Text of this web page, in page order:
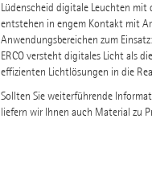
Lüdenscheid digitale Leuchten
entstehen in engem Kontakt mit
Anwendungsbereichen zum
ERCO versteht digitales Licht als
effizienten Lichtlösungen in die
Sollten Sie weiterführende
liefern wir Ihnen auch Material zu